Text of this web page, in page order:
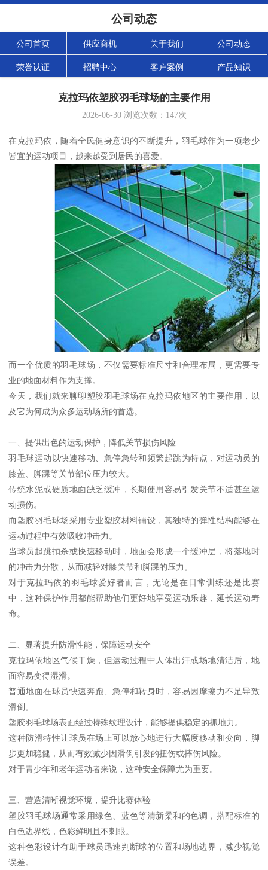
公司动态
公司首页 供应商机 关于我们 公司动态
荣誉认证 招聘中心 客户案例 产品知识
克拉玛依塑胶羽毛球场的主要作用
2026-06-30浏览次数： 147次
在克拉玛依，随着全民健身意识的不断提升，羽毛球作为一项老少
皆宜的运动项目，越来越受到居民的喜爱。
而一个优质的羽毛球场，不仅需要标准尺寸和合理布局，更需要专
业的地面材料作为支撑。
今天，我们就来聊聊塑胶羽毛球场在克拉玛依地区的主要作用，以
及它为何成为众多运动场所的首选。
一、提供出色的运动保护，降低关节损伤风险
羽毛球运动以快速移动、急停急转和频繁起跳为特点，对运动员的
膝盖、脚踝等关节部位压力较大。
传统水泥或硬质地面缺乏缓冲，长期使用容易引发关节不适甚至运
动损伤。
而塑胶羽毛球场采用专业塑胶材料铺设，其独特的弹性结构能够在
运动过程中有效吸收冲击力。
当球员起跳扣杀或快速移动时，地面会形成一个缓冲层，将落地时
的冲击力分散，从而减轻对膝关节和脚踝的压力。
对于克拉玛依的羽毛球爱好者而言，无论是在日常训练还是比赛
中，这种保护作用都能帮助他们更好地享受运动乐趣，延长运动寿
命。
二、显著提升防滑性能，保障运动安全
克拉玛依地区气候干燥，但运动过程中人体出汗或场地清洁后，地
面容易变得湿滑。
普通地面在球员快速奔跑、急停和转身时，容易因摩擦力不足导致
滑倒。
塑胶羽毛球场表面经过特殊纹理设计，能够提供稳定的抓地力。
这种防滑特性让球员在场上可以放心地进行大幅度移动和变向，脚
步更加稳健，从而有效减少因滑倒引发的扭伤或摔伤风险。
对于青少年和老年运动者来说，这种安全保障尤为重要。
三、营造清晰视觉环境，提升比赛体验
塑胶羽毛球场通常采用绿色、蓝色等清新柔和的色调，搭配标准的
白色边界线，色彩鲜明且不刺眼。
这种色彩设计有助于球员迅速判断球的位置和场地边界，减少视觉
误差。